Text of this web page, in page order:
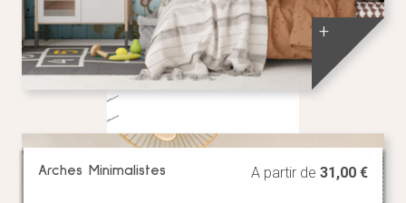
+
Arches Minimalistes A partir de 31,00 €